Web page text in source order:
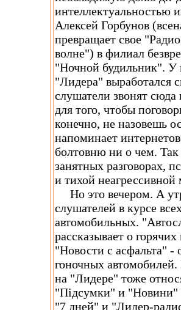
интеллектуальностью
Алексей Горбунов
превращает свое
волне") в филиал
"Ночной будильник". У
"Лидера" выработался
слушатели звонят сюда
для того, чтобы
конечно, не назовешь
напоминает
болтовню ни о чем. Так
занятных разговорах,
и тихой неагрессивной
Но это вечером. А
слушателей в курсе
автомобильных.
рассказывает о
"Новости с асфальта" -
гоночных
на "Лидере" тоже
"Підсумки" и "Новини"
"7 дней" и "Лидер-